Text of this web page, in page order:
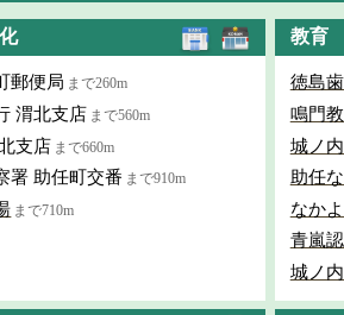
郵便局 まで260m
渭北支店 まで560m
支店 まで660m
署 助任町交番 まで910m
まで710m
教育
徳島
鳴門
城ノ
助任
なか
青嵐
城ノ